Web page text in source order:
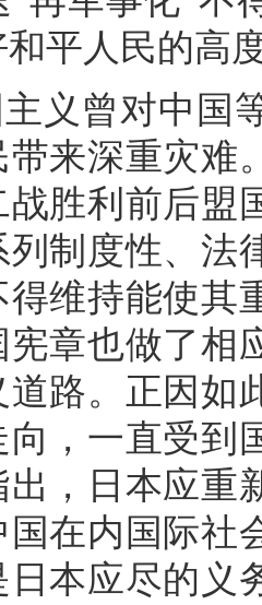
平人民的高
主义曾对中国
带来深重灾难
战胜利前后盟
列制度性、法
得维持能使其
宪章也做了相
道路。正因如
向，一直受到
出，日本应重
国在内国际社
日本应尽的义